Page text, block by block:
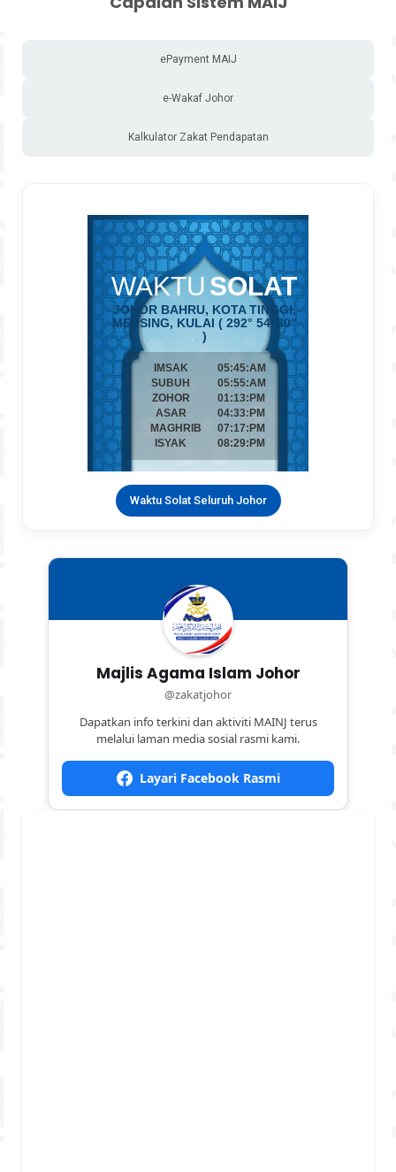
ePayment MAIJ
e-Wakaf Johor
Kalkulator Zakat Pendapatan
Waktu Solat Seluruh Johor
Majlis Agama Islam Johor
@zakatjohor
Dapatkan info terkini dan aktiviti MAINJ terus
melalui laman media sosial rasmi kami.
Layari Facebook Rasmi